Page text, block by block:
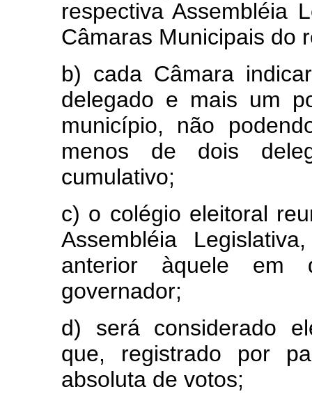
respectiva Assembléia
Câmaras Municipais do
b) cada Câmara
delegado e mais um
município, não
menos de dois
cumulativo;
c) o colégio eleitoral
Assembléia
anterior àquele em
governador;
d) será considerado
que, registrado por
absoluta de votos;